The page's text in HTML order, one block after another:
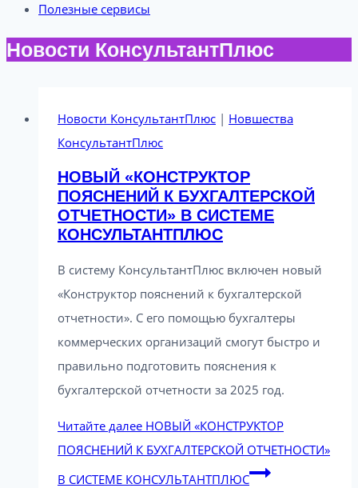
Полезные сервисы
Новости КонсультантПлюс
Новости КонсультантПлюс | Новшества
КонсультантПлюс
НОВЫЙ «КОНСТРУКТОР
ПОЯСНЕНИЙ К БУХГАЛТЕРСКОЙ
ОТЧЕТНОСТИ» В СИСТЕМЕ
КОНСУЛЬТАНТПЛЮС
В систему КонсультантПлюс включен новый
«Конструктор пояснений к бухгалтерской
отчетности». С его помощью бухгалтеры
коммерческих организаций смогут быстро и
правильно подготовить пояснения к
бухгалтерской отчетности за 2025 год.
Читайте далее НОВЫЙ «КОНСТРУКТОР
ПОЯСНЕНИЙ К БУХГАЛТЕРСКОЙ ОТЧЕТНОСТИ»
В СИСТЕМЕ КОНСУЛЬТАНТПЛЮС